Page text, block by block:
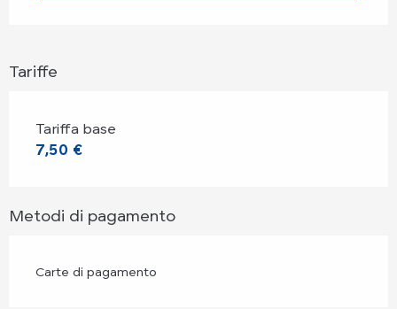
Tariffe
Tariffa base
7,50 €
Metodi di pagamento
Carte di pagamento